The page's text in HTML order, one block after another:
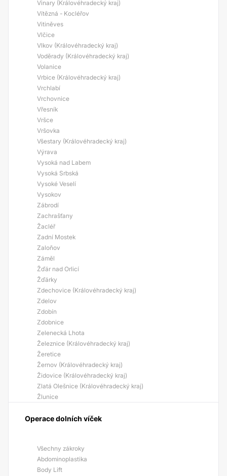
Vinary (Královéhradecký kraj)
Vítězná - Kocléřov
Vitiněves
Vlčice
Vlkov (Královéhradecký kraj)
Voděrady (Královéhradecký kraj)
Volanice
Vrbice (Královéhradecký kraj)
Vrchlabí
Vrchovnice
Vřesník
Vršce
Vršovka
Všestary (Královéhradecký kraj)
Výrava
Vysoká nad Labem
Vysoká Srbská
Vysoké Veselí
Vysokov
Zábrodí
Zachrašťany
Žacléř
Zadní Mostek
Zaloňov
Záměl
Žďár nad Orlicí
Žďárky
Zdechovice (Královéhradecký kraj)
Zdelov
Zdobín
Zdobnice
Zelenecká Lhota
Železnice (Královéhradecký kraj)
Žeretice
Žernov (Královéhradecký kraj)
Židovice (Královéhradecký kraj)
Zlatá Olešnice (Královéhradecký kraj)
Žlunice
Operace dolních víček
Všechny zákroky
Abdominoplastika
Body Lift